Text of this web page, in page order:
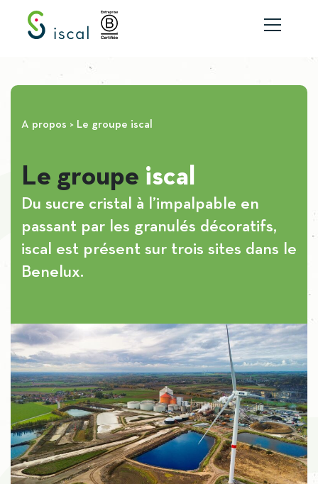
Aller au contenu
A propos > Le groupe iscal
Le groupe iscal
Du sucre cristal à l’impalpable en
passant par les granulés décoratifs,
iscal est présent sur trois sites dans le
Benelux.